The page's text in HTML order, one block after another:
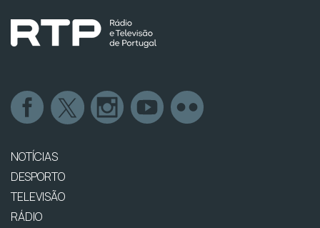
NOTÍCIAS
DESPORTO
TELEVISÃO
RÁDIO